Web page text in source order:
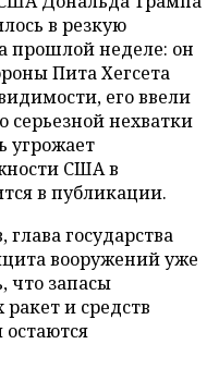
в резкую
прошлой неделе: он
Пита Хегсета
его ввели
серьезной нехватки
угрожает
США в
в публикации.
государства
вооружений уже
что запасы
и средств